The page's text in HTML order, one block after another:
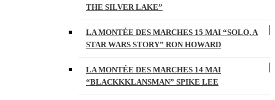
THE SILVER LAKE”
LA MONTÉE DES MARCHES 15 MAI “SOLO, A
STAR WARS STORY” RON HOWARD
LA MONTÉE DES MARCHES 14 MAI
“BLACKKKLANSMAN” SPIKE LEE